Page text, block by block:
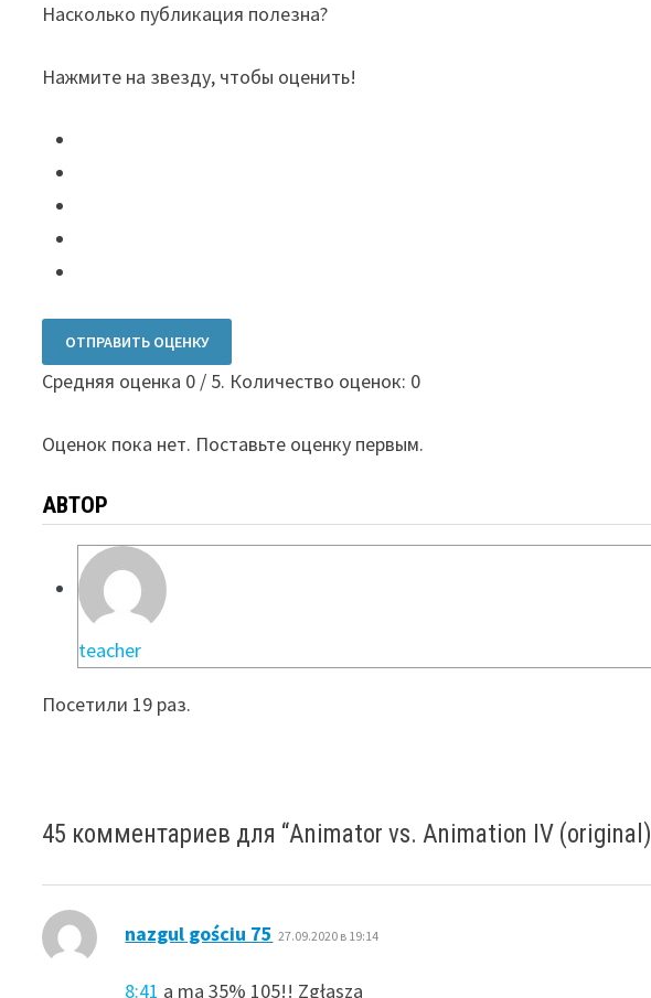
Насколько публикация полезна?
Нажмите на звезду, чтобы оценить!
ОТПРАВИТЬ ОЦЕНКУ
Средняя оценка 0 / 5. Количество оценок: 0
Оценок пока нет. Поставьте оценку первым.
АВТОР
teacher
Посетили 19 раз.
45 комментариев для “Animator vs. Animation IV (original)
nazgul gościu 75 27.09.2020 в 19:14
8:41 a ma 35% 105!! Zgłasza